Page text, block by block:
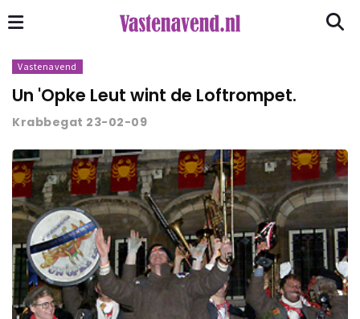
Vastenavend
Un 'Opke Leut wint de Loftrompet.
Krabbegat 23-02-09